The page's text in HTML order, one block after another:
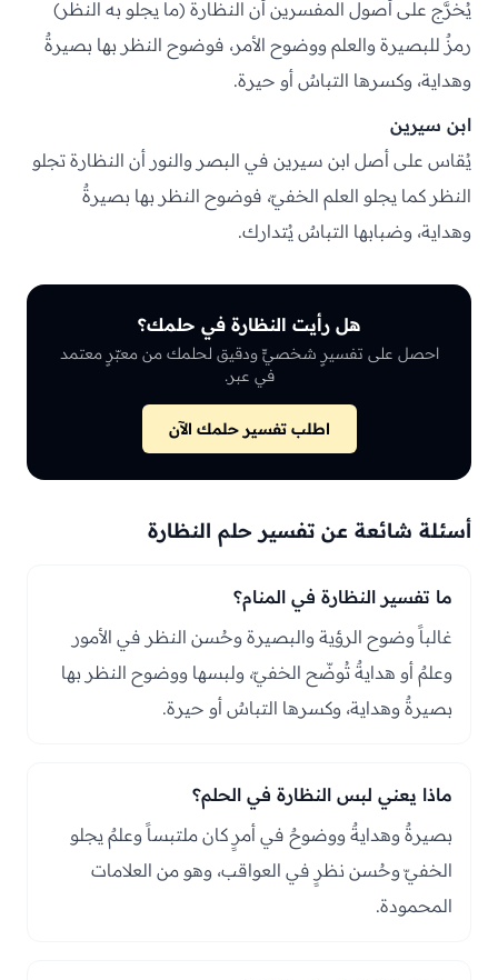
يُخرَّج على أصول المفسرين أن النظارة (ما يجلو به النظر)
رمزٌ للبصيرة والعلم ووضوح الأمر، فوضوح النظر بها بصيرةٌ
وهداية، وكسرها التباسٌ أو حيرة.
ابن سيرين
يُقاس على أصل ابن سيرين في البصر والنور أن النظارة تجلو
النظر كما يجلو العلم الخفيّ، فوضوح النظر بها بصيرةٌ
وهداية، وضبابها التباسٌ يُتدارك.
هل رأيت النظارة في حلمك؟
احصل على تفسيرٍ شخصيٍّ ودقيق لحلمك من معبّرٍ معتمد
في عبر.
اطلب تفسير حلمك الآن
أسئلة شائعة عن تفسير حلم النظارة
ما تفسير النظارة في المنام؟
غالباً وضوح الرؤية والبصيرة وحُسن النظر في الأمور
وعلمٌ أو هدايةٌ تُوضّح الخفيّ، ولبسها ووضوح النظر بها
بصيرةٌ وهداية، وكسرها التباسٌ أو حيرة.
ماذا يعني لبس النظارة في الحلم؟
بصيرةٌ وهدايةٌ ووضوحٌ في أمرٍ كان ملتبساً وعلمٌ يجلو
الخفيّ وحُسن نظرٍ في العواقب، وهو من العلامات
المحمودة.